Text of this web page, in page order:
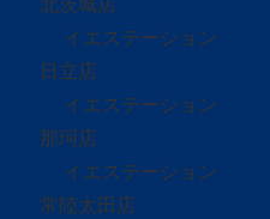
イエステーション
日立店
イエステーション
那珂店
イエステーション
常陸太田店